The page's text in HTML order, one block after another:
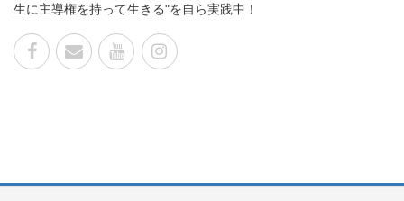
生に主導権を持って生きる"を自ら実践中！